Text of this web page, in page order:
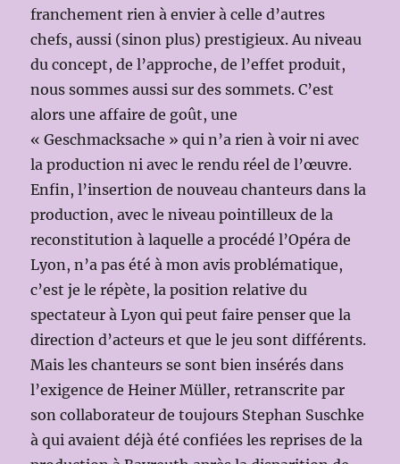
franchement rien à envier à celle d’autres
chefs, aussi (sinon plus) prestigieux. Au niveau
du concept, de l’approche, de l’effet produit,
nous sommes aussi sur des sommets. C’est
alors une affaire de goût, une
« Geschmacksache » qui n’a rien à voir ni avec
la production ni avec le rendu réel de l’œuvre.
Enfin, l’insertion de nouveau chanteurs dans la
production, avec le niveau pointilleux de la
reconstitution à laquelle a procédé l’Opéra de
Lyon, n’a pas été à mon avis problématique,
c’est je le répète, la position relative du
spectateur à Lyon qui peut faire penser que la
direction d’acteurs et que le jeu sont différents.
Mais les chanteurs se sont bien insérés dans
l’exigence de Heiner Müller, retranscrite par
son collaborateur de toujours Stephan Suschke
à qui avaient déjà été confiées les reprises de la